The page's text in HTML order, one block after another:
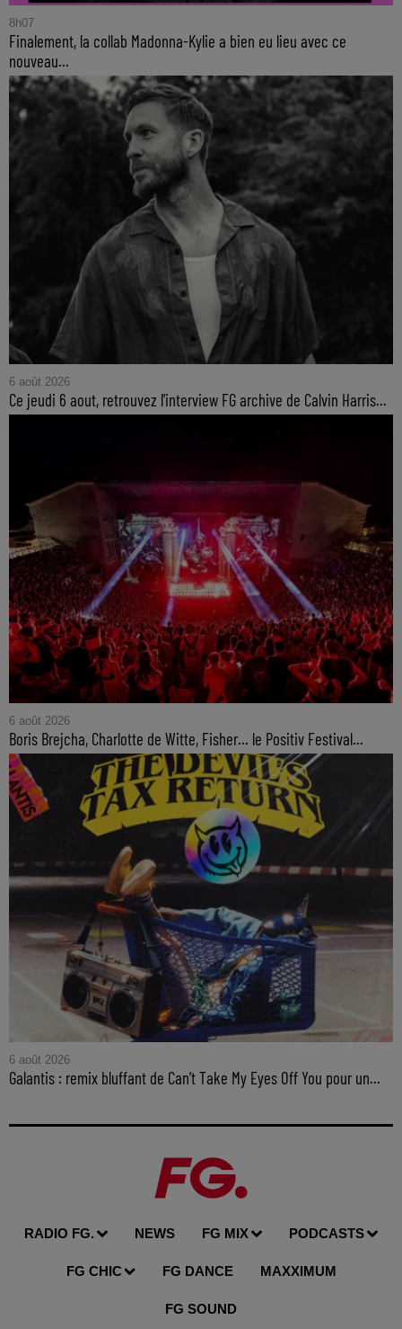
8h07
Finalement, la collab Madonna-Kylie a bien eu lieu avec ce
nouveau...
6 août 2026
Ce jeudi 6 aout, retrouvez l'interview FG archive de Calvin Harris...
6 août 2026
Boris Brejcha, Charlotte de Witte, Fisher… le Positiv Festival...
6 août 2026
Galantis : remix bluffant de Can’t Take My Eyes Off You pour un...
RADIO FG. NEWS FG MIX PODCASTS
FG CHIC FG DANCE MAXXIMUM
FG SOUND